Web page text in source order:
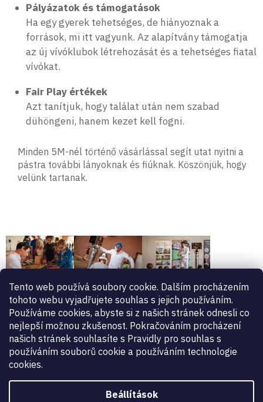
Tento web používá soubory cookie. Dalším procházením
tohoto webu vyjadřujete souhlas s jejich používáním.
Používáme cookies, abyste si z našich stránek odnesli co
nejlepší možnou zkušenost. Pokračováním procházení
našich stránek souhlasíte s Pravidly pro souhlas s
používáním souborů cookie a používáním technologie
cookies.
Beállítások
Pályázatok és támogatások
Ha egy gyerek tehetséges, de hiányoznak a
források, mi itt vagyunk. Az alapítvány támogatja
az új vívóklubok létrehozását és a tehetséges fiatal
vívókat.
Fair Play értékek
Azt tanítjuk, hogy találat után nem szabad
dühöngeni, hanem kezet kell fogni.
Minden 5M-nél történő vásárlással segít utat nyitni a
pástra további lányoknak és fiúknak. Köszönjük, hogy
velünk tartanak.
Önök is támogathatják
alapítványunkat
Látogasson el weboldalára, és tudja meg,